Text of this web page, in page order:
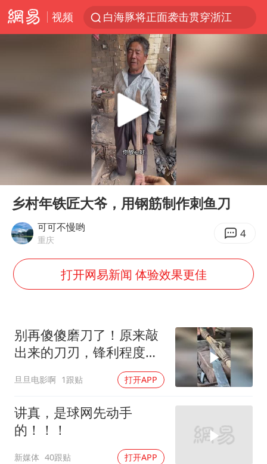
视频
白海豚将正面袭击贯穿浙江
名创优品一次性内裤 颜面尽失
香港宏福苑火灾或由烟头引起
实时追踪台风白海豚
浙江台州《告全体市民书》
女主硬加吻戏短剧已下架
多个明星演唱会取消
女儿为争财产堵门阻挠父亲出殡
美国AI开始攻击真人了
人民的健康、体质、幸福一脉相承
Play
00:00
乡村年铁匠大爷，用钢筋制作刺鱼刀
可可不慢哟
重庆 4
打开网易新闻 体验效果更佳
别再傻傻磨刀了！原来敲
出来的刀刃，锋利程度远
旦旦电影啊 1跟贴 打开APP
讲真，是球网先动手
的！！！
新媒体 40跟贴 打开APP